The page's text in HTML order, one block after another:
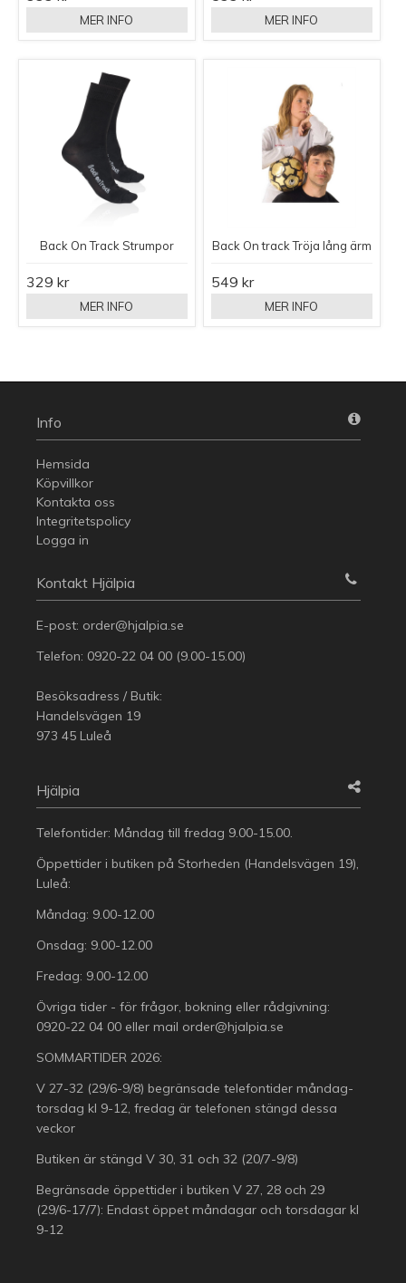
MER INFO MER INFO
Back On Track Strumpor
329 kr
MER INFO
Back On track Tröja lång ärm
549 kr
MER INFO
Info
Hemsida
Köpvillkor
Kontakta oss
Integritetspolicy
Logga in
Kontakt Hjälpia
E-post: order@hjalpia.se
Telefon: 0920-22 04 00 (9.00-15.00)
Besöksadress / Butik:
Handelsvägen 19
973 45 Luleå
Hjälpia
Telefontider: Måndag till fredag 9.00-15.00.
Öppettider i butiken på Storheden (Handelsvägen 19),
Luleå:
Måndag: 9.00-12.00
Onsdag: 9.00-12.00
Fredag: 9.00-12.00
Övriga tider - för frågor, bokning eller rådgivning:
0920-22 04 00 eller mail order@hjalpia.se
SOMMARTIDER 2026:
V 27-32 (29/6-9/8) begränsade telefontider måndag-
torsdag kl 9-12, fredag är telefonen stängd dessa
veckor
Butiken är stängd V 30, 31 och 32 (20/7-9/8)
Begränsade öppettider i butiken V 27, 28 och 29
(29/6-17/7): Endast öppet måndagar och torsdagar kl
9-12